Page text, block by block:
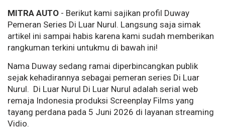
MITRA AUTO - Berikut kami sajikan profil Duway
Pemeran Series Di Luar Nurul. Langsung saja simak
artikel ini sampai habis karena kami sudah memberikan
rangkuman terkini untukmu di bawah ini!
Nama Duway sedang ramai diperbincangkan publik
sejak kehadirannya sebagai pemeran series Di Luar
Nurul. Di Luar Nurul Di Luar Nurul adalah serial web
remaja Indonesia produksi Screenplay Films yang
tayang perdana pada 5 Juni 2026 di layanan streaming
Vidio.